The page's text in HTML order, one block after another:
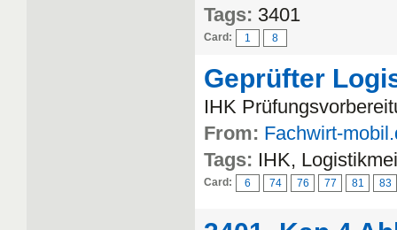
Tags: 3401
Card: 1 8
Geprüfter
IHK
From: Fachwirt-
Tags: IHK,
Card: 6 74 76 77 81 83